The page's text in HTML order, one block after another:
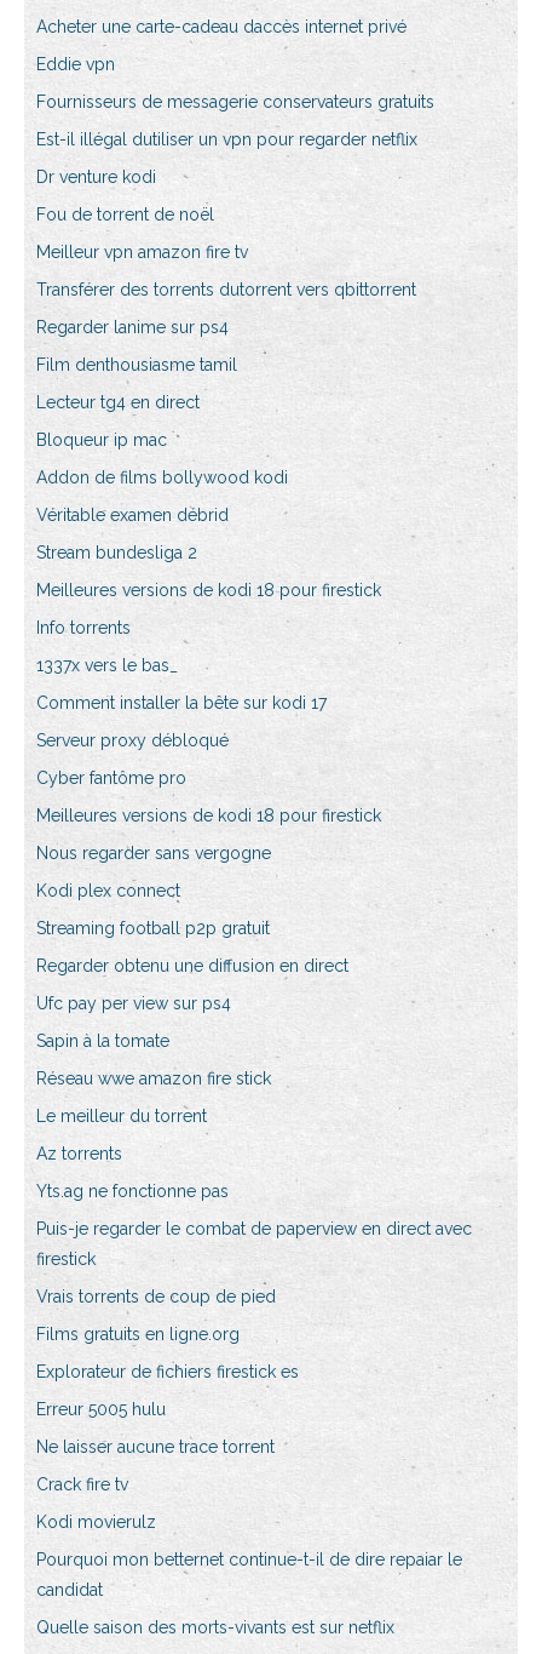
Acheter une carte-cadeau daccès internet privé
Eddie vpn
Fournisseurs de messagerie conservateurs gratuits
Est-il illégal dutiliser un vpn pour regarder netflix
Dr venture kodi
Fou de torrent de noël
Meilleur vpn amazon fire tv
Transférer des torrents dutorrent vers qbittorrent
Regarder lanime sur ps4
Film denthousiasme tamil
Lecteur tg4 en direct
Bloqueur ip mac
Addon de films bollywood kodi
Véritable examen débrid
Stream bundesliga 2
Meilleures versions de kodi 18 pour firestick
Info torrents
1337x vers le bas_
Comment installer la bête sur kodi 17
Serveur proxy débloqué
Cyber fantôme pro
Meilleures versions de kodi 18 pour firestick
Nous regarder sans vergogne
Kodi plex connect
Streaming football p2p gratuit
Regarder obtenu une diffusion en direct
Ufc pay per view sur ps4
Sapin à la tomate
Réseau wwe amazon fire stick
Le meilleur du torrent
Az torrents
Yts.ag ne fonctionne pas
Puis-je regarder le combat de paperview en direct avec
firestick
Vrais torrents de coup de pied
Films gratuits en ligne.org
Explorateur de fichiers firestick es
Erreur 5005 hulu
Ne laisser aucune trace torrent
Crack fire tv
Kodi movierulz
Pourquoi mon betternet continue-t-il de dire repaiar le
candidat
Quelle saison des morts-vivants est sur netflix